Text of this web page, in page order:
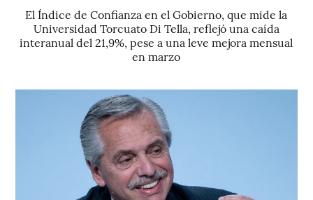
El Índice de Confianza en el Gobierno, que mide la
Universidad Torcuato Di Tella, reflejó una caída
interanual del 21,9%, pese a una leve mejora mensual
en marzo